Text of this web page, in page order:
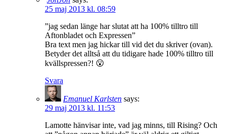
25 maj 2013 kl. 08:59
”jag sedan länge har slutat att ha 100% tilltro till
Aftonbladet och Expressen”
Bra text men jag hickar till vid det du skriver (ovan).
Betyder det alltså att du tidigare hade 100% tilltro till
kvällspressen?! 😮
Svara
Emanuel Karlsten says:
29 maj 2013 kl. 11:53
Lamotte hänvisar inte, vad jag minns, till Rising? Och